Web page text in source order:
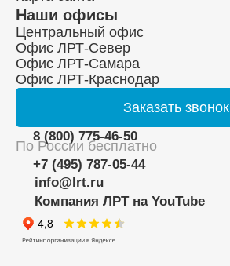
Наши офисы
Центральный офис
Офис ЛРТ-Север
Офис ЛРТ-Самара
Офис ЛРТ-Краснодар
Заказать звонок
8 (800) 775-46-50
По России бесплатно
+7 (495) 787-05-44
info@lrt.ru
Компания ЛРТ на YouTube